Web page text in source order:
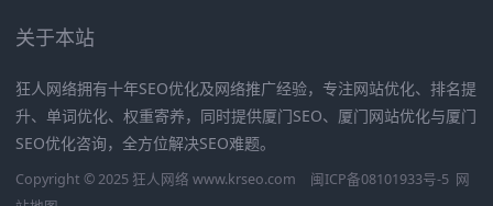
关于本站
狂人网络拥有十年SEO优化及网络推广经验，专注网站优化、排名提
升、单词优化、权重寄养，同时提供厦门SEO、厦门网站优化与厦门
SEO优化咨询，全方位解决SEO难题。
Copyright © 2025 狂人网络 www.krseo.com 闽ICP备08101933号-5 网